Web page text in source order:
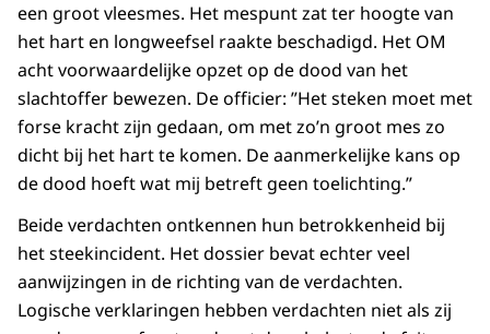
een groot vleesmes. Het mespunt zat ter hoogte van
het hart en longweefsel raakte beschadigd. Het OM
acht voorwaardelijke opzet op de dood van het
slachtoffer bewezen. De officier: ”Het steken moet met
forse kracht zijn gedaan, om met zo’n groot mes zo
dicht bij het hart te komen. De aanmerkelijke kans op
de dood hoeft wat mij betreft geen toelichting.”
Beide verdachten ontkennen hun betrokkenheid bij
het steekincident. Het dossier bevat echter veel
aanwijzingen in de richting van de verdachten.
Logische verklaringen hebben verdachten niet als zij